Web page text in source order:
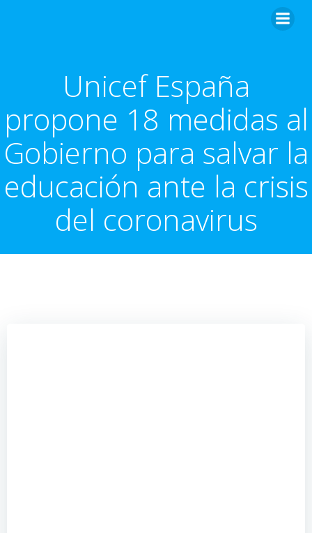
Unicef España
propone 18 medidas al
Gobierno para salvar la
educación ante la crisis
del coronavirus